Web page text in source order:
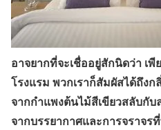
อาจยากที่จะเชื่ออยู่สักนิดว่า เพี
โรงแรม พวกเราก็สัมผัสได้ถึง
จากกำแพงต้นไม้สีเขียวสลับกับ
จากบรรยากาศและการจราจ